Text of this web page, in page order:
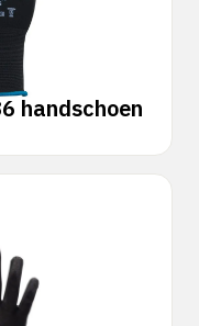
handschoen